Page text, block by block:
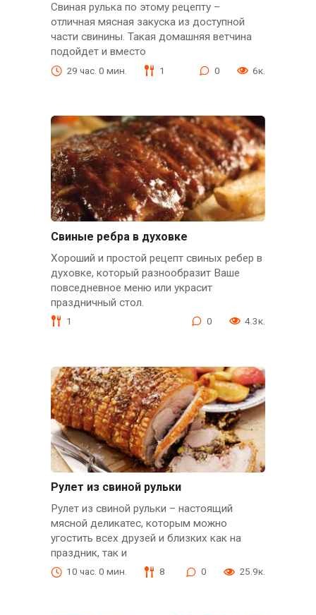
Свиная рулька по этому рецепту –
отличная мясная закуска из доступной
части свинины. Такая домашняя ветчина
подойдет и вместо
29 час. 0 мин. 1 0 6к.
Свиные ребра в духовке
Хороший и простой рецепт свиных ребер в
духовке, который разнообразит Ваше
повседневное меню или украсит
праздничный стол.
1 0 4.3к.
Рулет из свиной рульки
Рулет из свиной рульки – настоящий
мясной деликатес, которым можно
угостить всех друзей и близких как на
праздник, так и
10 час. 0 мин. 8 0 25.9к.